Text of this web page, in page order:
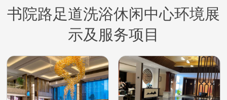
书院路足道洗浴休闲中心环境展
示及服务项目